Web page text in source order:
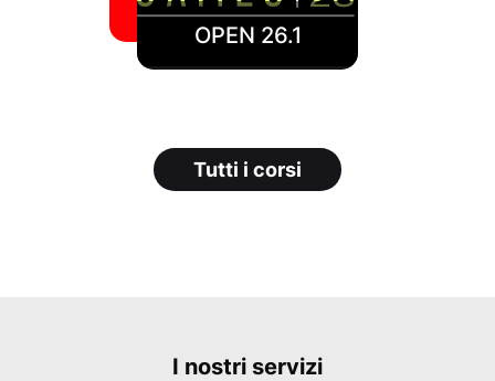
OPEN 26.1
Tutti i corsi
I nostri servizi